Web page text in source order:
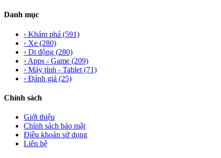
Danh mục
› Khám phá (591)
› Xe (280)
› Di động (280)
› Apps - Game (209)
› Máy tính - Tablet (71)
› Đánh giá (25)
Chính sách
Giới thiệu
Chính sách bảo mật
Điều khoản sử dụng
Liên hệ